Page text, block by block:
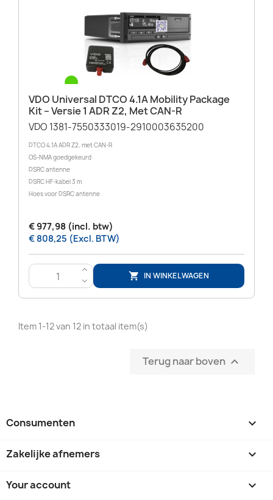
VDO Universal DTCO 4.1A Mobility Package
Kit – Versie 1 ADR Z2, Met CAN-R
VDO 1381-7550333019-2910003635200
DTCO 4.1A ADR Z2, met CAN-R
OS-NMA goedgekeurd
DSRC antenne
DSRC HF-kabel 3 m
Hoes voor DSRC antenne
€ 977,98 (incl. btw)
€ 808,25 (Excl. BTW)
>
<
 IN WINKELWAGEN
Item 1-12 van 12 in totaal item(s)
Terug naar boven 
Consumenten 
Zakelijke afnemers 
Your account 